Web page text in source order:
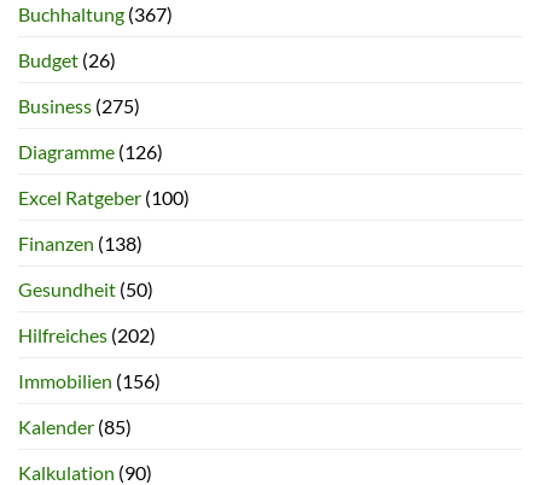
Buchhaltung (367)
Budget (26)
Business (275)
Diagramme (126)
Excel Ratgeber (100)
Finanzen (138)
Gesundheit (50)
Hilfreiches (202)
Immobilien (156)
Kalender (85)
Kalkulation (90)